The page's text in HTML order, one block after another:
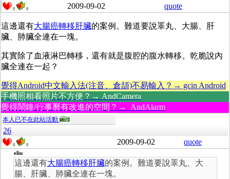
0 0 2009-09-02 quote
這邊還有大腸癌轉移肝臟的案例。難道要說睪丸、大腸、肝
臟、肺臟全連在一塊。
其實除了血液淋巴轉移，還有就是腹腔的腹水轉移。乾脆說內
臟全連在一起？
覺得Android中文輸入法(注音、倉頡)不易輸入？→ gcin Android
手機照相看照片不方便？→ AndCamera
覺得鬧鐘/行事曆有改進的空間？→ AndAlarm
本人已不在此站活動
26
0 0 2009-09-02 quote
eliu
這邊還有大腸癌轉移肝臟的案例。難道要說睪丸、大
腸、肝臟、肺臟全連在一塊。